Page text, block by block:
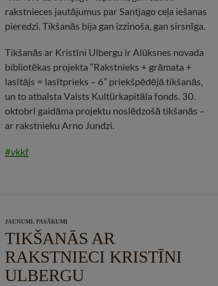
rakstnieces jautājumus par Santjago ceļa iešanas
pieredzi. Tikšanās bija gan izzinoša, gan sirsnīga.
Tikšanās ar Kristīni Ulbergu ir Alūksnes novada
bibliotēkas projekta “Rakstnieks + grāmata +
lasītājs = lasītprieks – 6” priekšpēdējā tikšanās,
un to atbalsta Valsts Kultūrkapitāla fonds. 30.
oktobrī gaidāma projektu noslēdzošā tikšanās –
ar rakstnieku Arno Jundzi.
#vkkf
JAUNUMI, PASĀKUMI
TIKŠANĀS AR
RAKSTNIECI KRISTĪNI
ULBERGU